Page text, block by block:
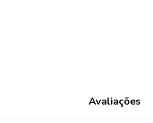
Avaliações